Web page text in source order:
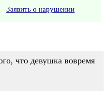
Заявить о нарушении
что девушка вовремя